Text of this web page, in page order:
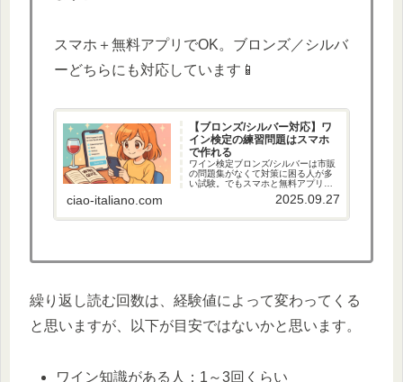
スマホ＋無料アプリでOK。ブロンズ／シルバ
ーどちらにも対応しています📱
【ブロンズ/シルバー対応】ワ
イン検定の練習問題はスマホ
で作れる
ワイン検定ブロンズ/シルバーは市販
の問題集がなくて対策に困る人が多
い試験。でもスマホと無料アプリ＋
AIを使えば、自分だけの練習問題集
を簡単に作成できます。PDF化した
問題や解説、スコアまで自動生成。
ciao-italiano.com 2025.09.27
繰り返し読む回数は、経験値によって変わってくる
と思いますが、以下が目安ではないかと思います。
ワイン知識がある人：1～3回くらい